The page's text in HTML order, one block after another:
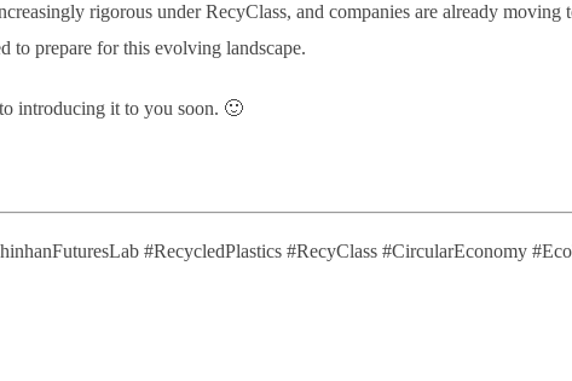
rigorous under RecyClass, and companies are already moving
to prepare for this evolving landscape.
introducing it to you soon. 🙂
#RecycledPlastics #RecyClass #CircularEconomy